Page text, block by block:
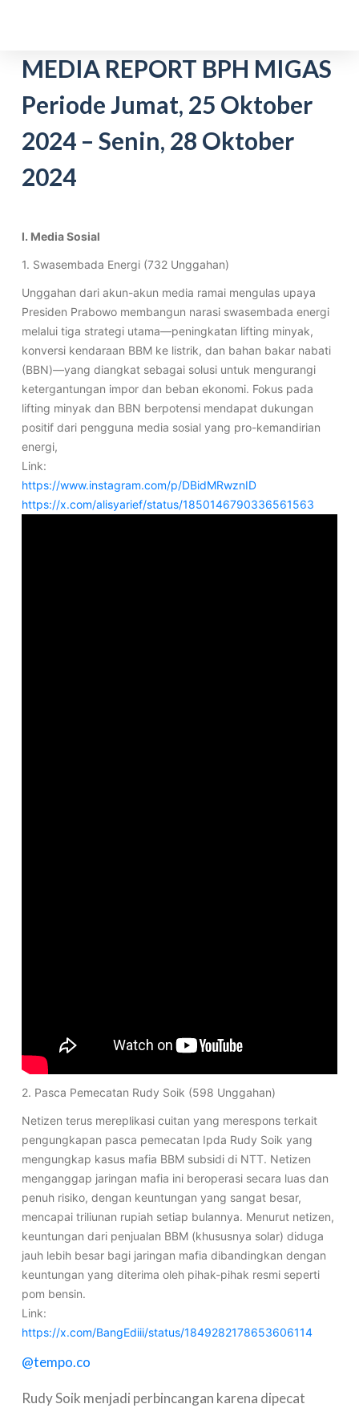
p
o
c
n
n
MEDIA REPORT BPH MIGAS
Periode Jumat, 25 Oktober
2024 – Senin, 28 Oktober
2024
I. Media Sosial
1. Swasembada Energi (732 Unggahan)
Unggahan dari akun-akun media ramai mengulas upaya
Presiden Prabowo membangun narasi swasembada energi
melalui tiga strategi utama—peningkatan lifting minyak,
konversi kendaraan BBM ke listrik, dan bahan bakar nabati
(BBN)—yang diangkat sebagai solusi untuk mengurangi
ketergantungan impor dan beban ekonomi. Fokus pada
lifting minyak dan BBN berpotensi mendapat dukungan
positif dari pengguna media sosial yang pro-kemandirian
energi,
Link:
https://www.instagram.com/p/DBidMRwznID
https://x.com/alisyarief/status/1850146790336561563
2. Pasca Pemecatan Rudy Soik (598 Unggahan)
Netizen terus mereplikasi cuitan yang merespons terkait
pengungkapan pasca pemecatan Ipda Rudy Soik yang
mengungkap kasus mafia BBM subsidi di NTT. Netizen
menganggap jaringan mafia ini beroperasi secara luas dan
penuh risiko, dengan keuntungan yang sangat besar,
mencapai triliunan rupiah setiap bulannya. Menurut netizen,
keuntungan dari penjualan BBM (khususnya solar) diduga
jauh lebih besar bagi jaringan mafia dibandingkan dengan
keuntungan yang diterima oleh pihak-pihak resmi seperti
pom bensin.
Link:
https://x.com/BangEdiii/status/1849282178653606114
@tempo.co
Rudy Soik menjadi perbincangan karena dipecat